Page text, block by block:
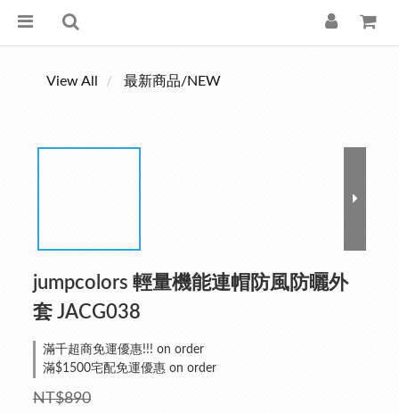
View All 最新商品/NEW
jumpcolors 輕量機能連帽防風防曬外
套 JACG038
滿千超商免運優惠!!! on order
滿$1500宅配免運優惠 on order
NT$890